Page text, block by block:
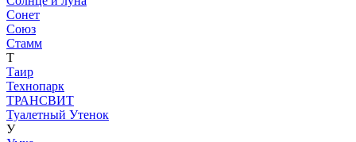
Сонет
Союз
Стамм
Т
Таир
Технопарк
ТРАНСВИТ
Туалетный Утенок
У